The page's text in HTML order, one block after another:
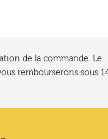
de la commande. Le
rembourserons sous